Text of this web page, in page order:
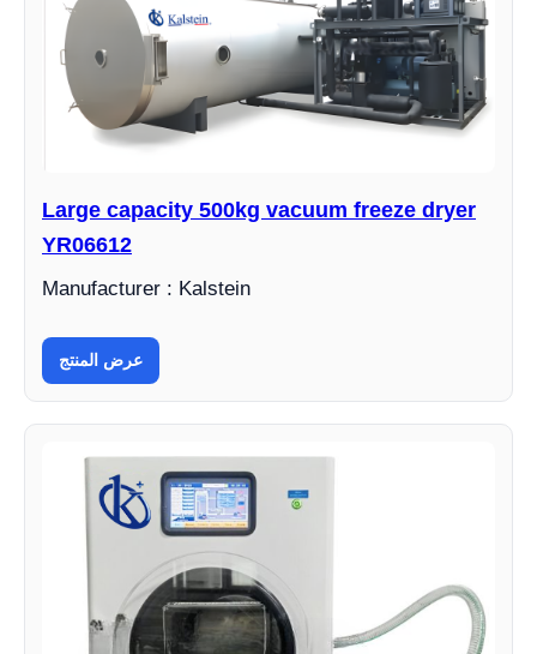
Large capacity 500kg vacuum freeze dryer
YR06612
Manufacturer : Kalstein
عرض المنتج